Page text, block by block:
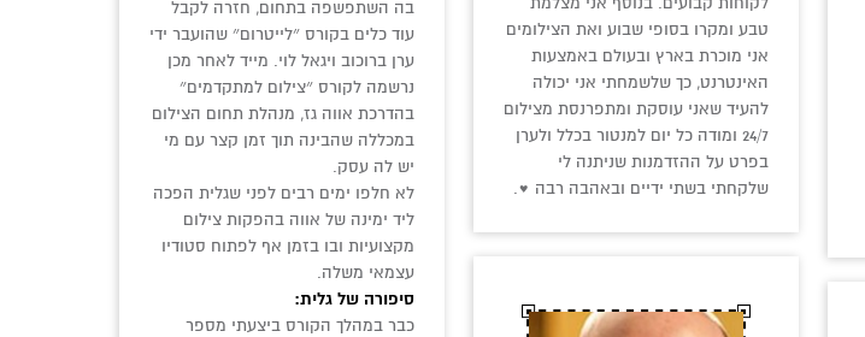
טבע ומקרו בסופי שבוע ואת הצילומים
אני מוכרת בארץ ובעולם באמצעות
האינטרנט, כך שלשמחתי אני יכולה
להעיד שאני עוסקת ומתפרנסת מצילום
24/7 ומודה כל יום למנטור בכלל ולערן
בפרט על ההזדמנות שניתנה לי
שלקחתי בשתי ידיים ובאהבה רבה ♥.
בה השתפשפה בתחום, חזרה לקבל
עוד כלים בקורס ״לייטרום״ שהועבר ידי
ערן ברוכוב ויגאל לוי. מייד לאחר מכן
נרשמה לקורס ״צילום למתקדמים״
בהדרכת אווה גז, מנהלת תחום הצילום
במכללה שהבינה תוך זמן קצר עם מי
יש לה עסק.
לא חלפו ימים רבים לפני שגלית הפכה
ליד ימינה של אווה בהפקות צילום
מקצועיות ובו בזמן אף לפתוח סטודיו
עצמאי משלה.
סיפורה של גלית:
כבר במהלך הקורס ביצעתי מספר